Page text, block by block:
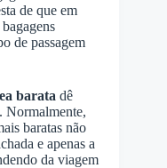
de que em
de passagem
barata dê
Normalmente,
baratas não
e apenas a
da viagem